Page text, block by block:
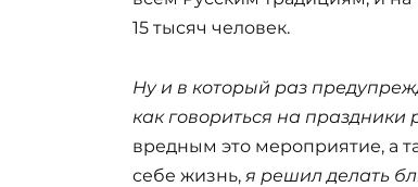
15 тысяч человек.
Ну и в который раз
как говориться на праздники
вредным это мероприятие, а
себе жизнь, я решил делать